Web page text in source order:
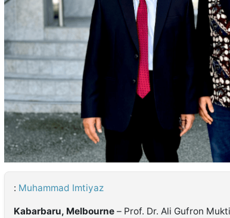
: Muhammad Imtiyaz
Kabarbaru, Melbourne – Prof. Dr. Ali Gufron